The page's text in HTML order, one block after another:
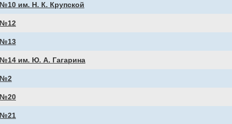
им. Н. К. Крупской
им. Ю. А. Гагарина